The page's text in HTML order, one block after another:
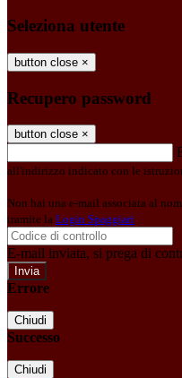
Seleziona utente
button close ×
Recupero password
button close ×
all'indirizzo indicato con le
Non hai una e-mail associata al
tramite la Login Spaggiari
E-mail inviata, si prega di
Errore
Chiudi
Successo
Chiudi